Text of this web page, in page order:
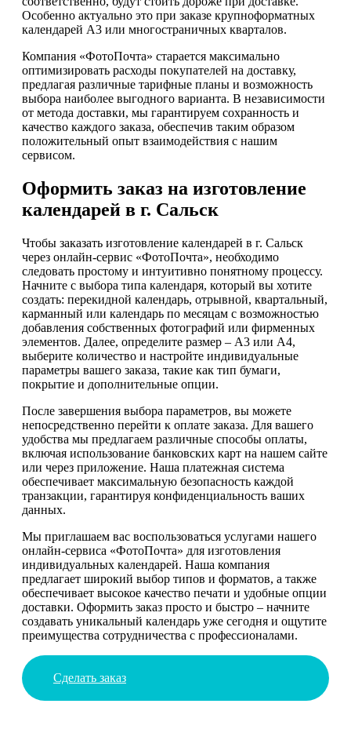
Особенно актуально это при заказе крупноформатных
календарей А3 или многостраничных кварталов.
Компания «ФотоПочта» старается максимально
оптимизировать расходы покупателей на доставку,
предлагая различные тарифные планы и возможность
выбора наиболее выгодного варианта. В независимости
от метода доставки, мы гарантируем сохранность и
качество каждого заказа, обеспечив таким образом
положительный опыт взаимодействия с нашим
сервисом.
Оформить заказ на изготовление
календарей в г. Сальск
Чтобы заказать изготовление календарей в г. Сальск
через онлайн-сервис «ФотоПочта», необходимо
следовать простому и интуитивно понятному процессу.
Начните с выбора типа календаря, который вы хотите
создать: перекидной календарь, отрывной, квартальный,
карманный или календарь по месяцам с возможностью
добавления собственных фотографий или фирменных
элементов. Далее, определите размер – А3 или А4,
выберите количество и настройте индивидуальные
параметры вашего заказа, такие как тип бумаги,
покрытие и дополнительные опции.
После завершения выбора параметров, вы можете
непосредственно перейти к оплате заказа. Для вашего
удобства мы предлагаем различные способы оплаты,
включая использование банковских карт на нашем сайте
или через приложение. Наша платежная система
обеспечивает максимальную безопасность каждой
транзакции, гарантируя конфиденциальность ваших
данных.
Мы приглашаем вас воспользоваться услугами нашего
онлайн-сервиса «ФотоПочта» для изготовления
индивидуальных календарей. Наша компания
предлагает широкий выбор типов и форматов, а также
обеспечивает высокое качество печати и удобные опции
доставки. Оформить заказ просто и быстро – начните
создавать уникальный календарь уже сегодня и ощутите
преимущества сотрудничества с профессионалами.
Сделать заказ